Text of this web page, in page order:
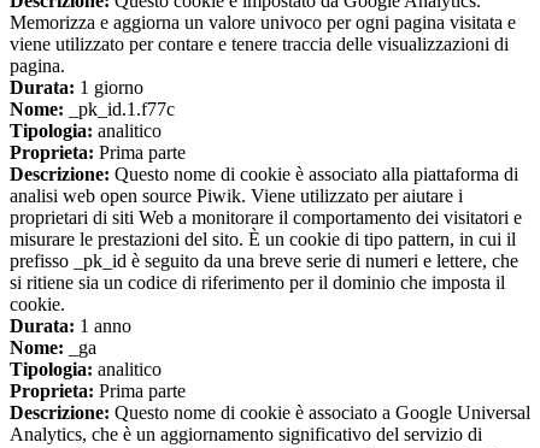
Memorizza e aggiorna un valore univoco per ogni pagina visitata e
viene utilizzato per contare e tenere traccia delle visualizzazioni di
pagina.
Durata: 1 giorno
Nome: _pk_id.1.f77c
Tipologia: analitico
Proprieta: Prima parte
Descrizione: Questo nome di cookie è associato alla piattaforma di
analisi web open source Piwik. Viene utilizzato per aiutare i
proprietari di siti Web a monitorare il comportamento dei visitatori e
misurare le prestazioni del sito. È un cookie di tipo pattern, in cui il
prefisso _pk_id è seguito da una breve serie di numeri e lettere, che
si ritiene sia un codice di riferimento per il dominio che imposta il
cookie.
Durata: 1 anno
Nome: _ga
Tipologia: analitico
Proprieta: Prima parte
Descrizione: Questo nome di cookie è associato a Google Universal
Analytics, che è un aggiornamento significativo del servizio di